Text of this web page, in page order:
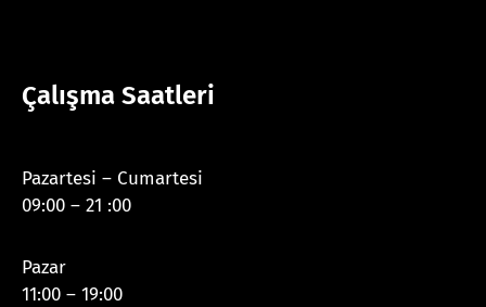
Çalışma Saatleri
Pazartesi – Cumartesi
09:00 – 21 :00
Pazar
11:00 – 19:00